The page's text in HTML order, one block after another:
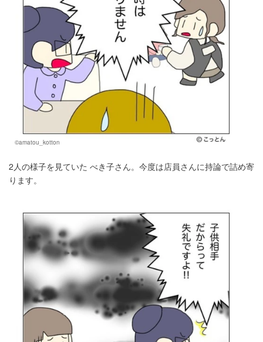
©amatou_kotton
2人の様子を見ていた べき子さん。今度は店員さんに持論で詰め寄
ります。